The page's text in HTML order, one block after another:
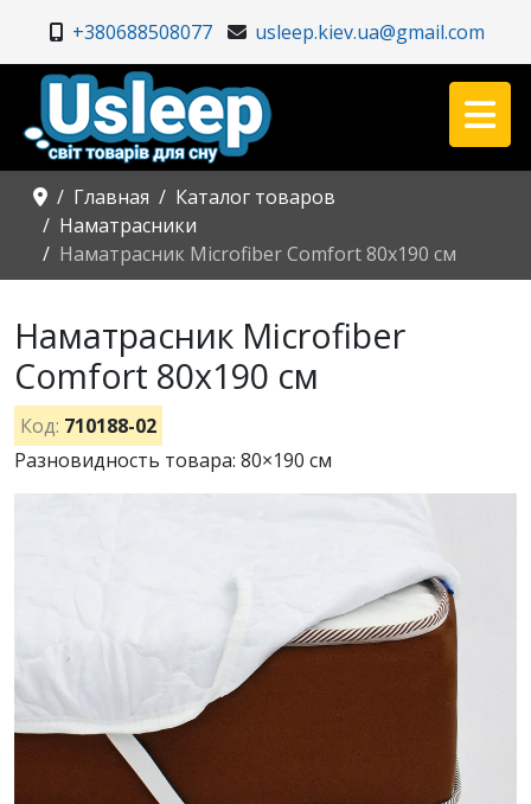
+380688508077 usleep.kiev.ua@gmail.com
Главная
Каталог товаров
Наматрасники
Наматрасник Microfiber Comfort 80х190 см
Наматрасник Microfiber
Comfort 80х190 см
Код: 710188-02
Разновидность товара: 80×190 см